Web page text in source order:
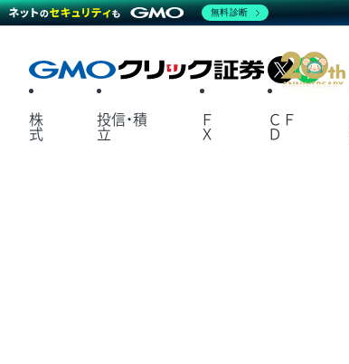
X
株
式
投信・積
立
Ｆ
Ｘ
ＣＦ
Ｄ
無料診断